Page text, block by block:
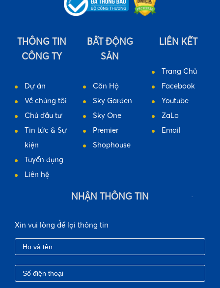
THÔNG TIN
CÔNG TY
Dự án
Về chúng tôi
Chủ đầu tư
Tin tức & Sự
kiện
Tuyển dụng
Liên hệ
BẤT ĐỘNG
SẢN
Căn Hộ
Sky Garden
Sky One
Premier
Shophouse
LIÊN KẾT
Trang Chủ
Facebook
Youtube
ZaLo
Email
NHẬN THÔNG TIN
Xin vui lòng để lại thông tin